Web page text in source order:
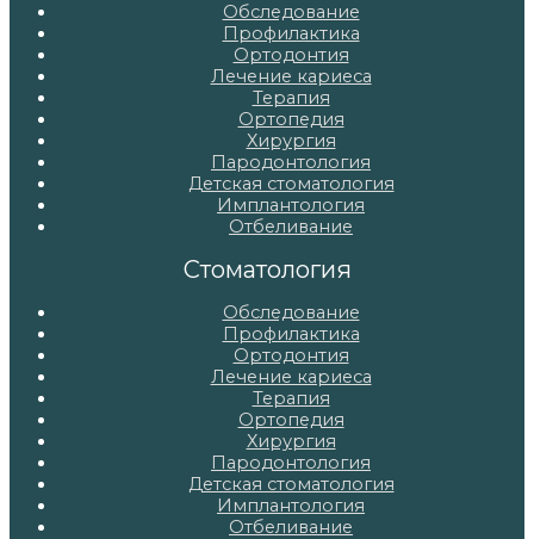
Обследование
Профилактика
Ортодонтия
Лечение кариеса
Терапия
Ортопедия
Хирургия
Пародонтология
Детская стоматология
Имплантология
Отбеливание
Стоматология
Обследование
Профилактика
Ортодонтия
Лечение кариеса
Терапия
Ортопедия
Хирургия
Пародонтология
Детская стоматология
Имплантология
Отбеливание